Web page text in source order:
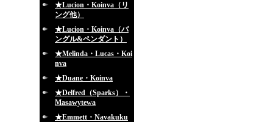
★Lucion・Koinva（リ
ング他）
★Lucion・Koinva（バ
ングル&ペンダント）
★Melinda・Lucas・Koi
nva
★Duane・Koinva
★Delfred（Sparks）・
Masawytewa
★Emmett・Navakuku